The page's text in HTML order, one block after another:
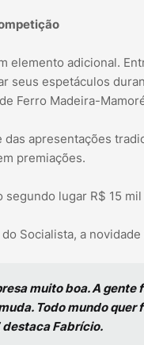
elemento adicional.
seus espetáculos
Ferro Madeira-
das apresentações
premiações.
segundo lugar R$ 15
Socialista, a
muito boa. A
Todo mundo
destaca Fabrício.